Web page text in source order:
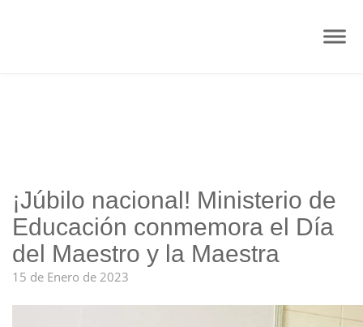
¡Júbilo nacional! Ministerio de
Educación conmemora el Día
del Maestro y la Maestra
15 de Enero de 2023